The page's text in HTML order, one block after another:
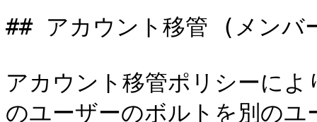
## アカウント移管 (メンバ
アカウント移管ポリシーに
のユーザーのボルトを別の